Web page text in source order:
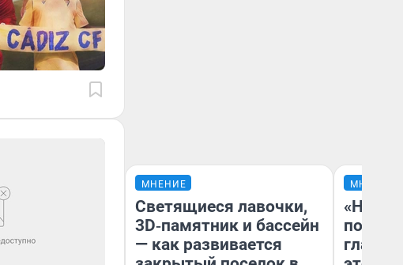
МНЕНИЕ
Светящиеся лавочки,
3D‑памятник и бассейн
— как развивается
МНЕНИЕ